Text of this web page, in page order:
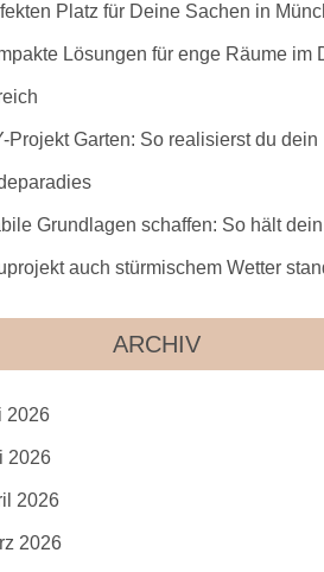
Platz für Deine Sachen in
Lösungen für enge Räume im
Projekt Garten: So realisierst du dein
Grundlagen schaffen: So hält dein
auch stürmischem Wetter
ARCHIV
2026
2026
2026
2026